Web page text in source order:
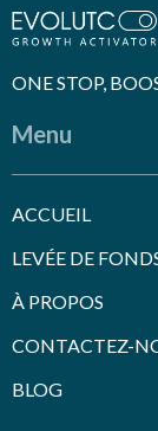
ONE STOP,
Menu
ACCUEIL
LEVÉE DE
À PROPOS
CONTACTEZ-
BLOG